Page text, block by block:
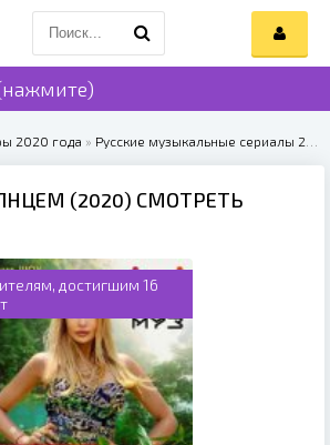
2020 года » Русские музыкальные сериалы 2020
(2020) СМОТРЕТЬ
достигшим 16